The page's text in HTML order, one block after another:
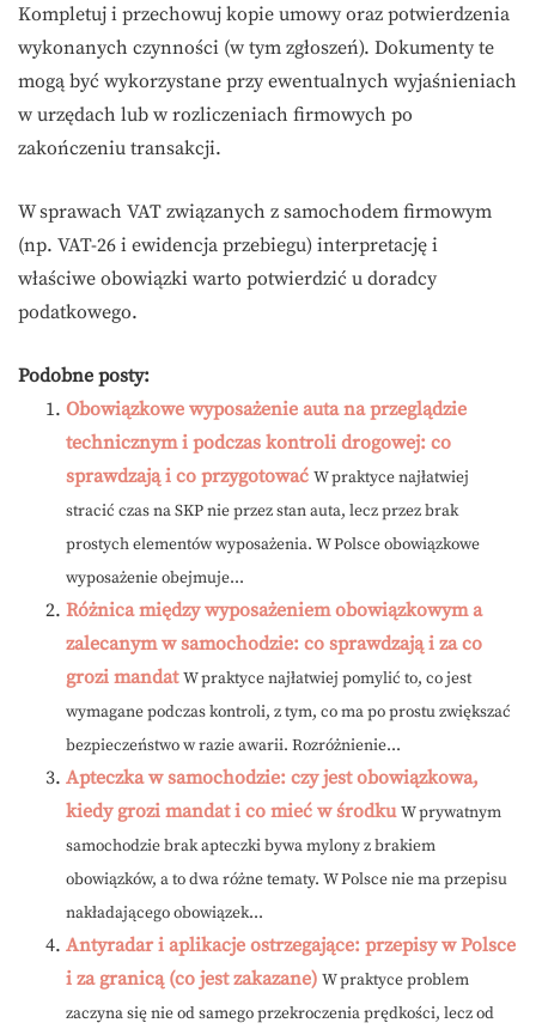
Kompletuj i przechowuj kopie umowy oraz potwierdzenia
wykonanych czynności (w tym zgłoszeń). Dokumenty te
mogą być wykorzystane przy ewentualnych wyjaśnieniach
w urzędach lub w rozliczeniach firmowych po
zakończeniu transakcji.
W sprawach VAT związanych z samochodem firmowym
(np. VAT-26 i ewidencja przebiegu) interpretację i
właściwe obowiązki warto potwierdzić u doradcy
podatkowego.
Podobne posty:
Obowiązkowe wyposażenie auta na przeglądzie
technicznym i podczas kontroli drogowej: co
sprawdzają i co przygotować W praktyce najłatwiej
stracić czas na SKP nie przez stan auta, lecz przez brak
prostych elementów wyposażenia. W Polsce obowiązkowe
wyposażenie obejmuje...
Różnica między wyposażeniem obowiązkowym a
zalecanym w samochodzie: co sprawdzają i za co
grozi mandat W praktyce najłatwiej pomylić to, co jest
wymagane podczas kontroli, z tym, co ma po prostu zwiększać
bezpieczeństwo w razie awarii. Rozróżnienie...
Apteczka w samochodzie: czy jest obowiązkowa,
kiedy grozi mandat i co mieć w środku W prywatnym
samochodzie brak apteczki bywa mylony z brakiem
obowiązków, a to dwa różne tematy. W Polsce nie ma przepisu
nakładającego obowiązek...
Antyradar i aplikacje ostrzegające: przepisy w Polsce
i za granicą (co jest zakazane) W praktyce problem
zaczyna się nie od samego przekroczenia prędkości, lecz od